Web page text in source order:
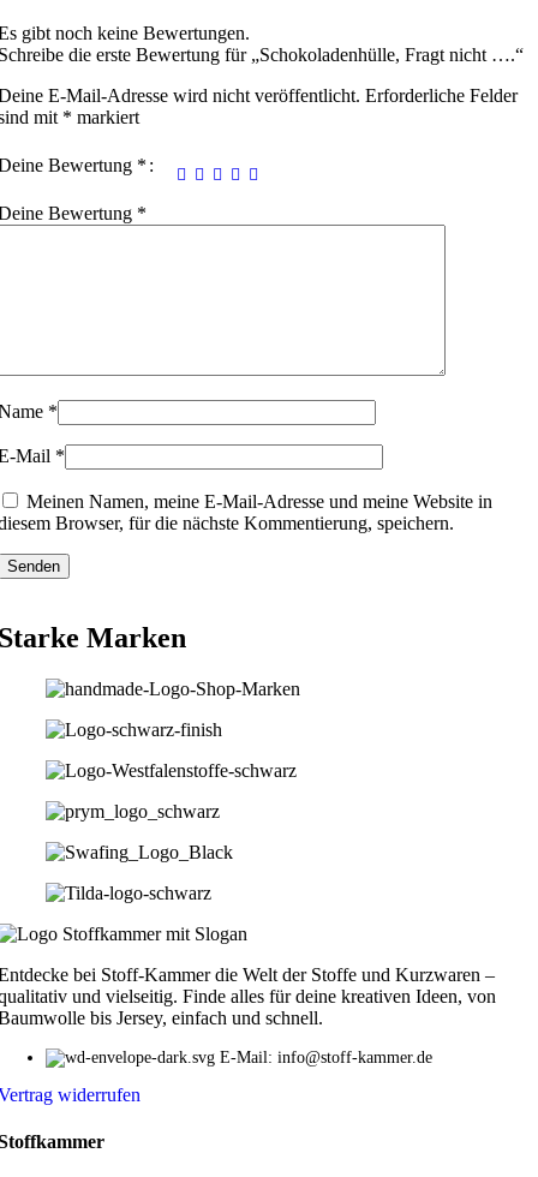
gibt noch keine Bewertungen.
die erste Bewertung für „Schokoladenhülle, Fragt nicht ….“
E-Mail-Adresse wird nicht veröffentlicht. Erforderliche Felder
mit * markiert
Bewertung *
Bewertung *
*
Mail *
Meinen Namen, meine E-Mail-Adresse und meine Website in
Browser, für die nächste Kommentierung, speichern.
Marken
bei Stoff-Kammer die Welt der Stoffe und Kurzwaren –
und vielseitig. Finde alles für deine kreativen Ideen, von
bis Jersey, einfach und schnell.
E-Mail: info@stoff-kammer.de
widerrufen